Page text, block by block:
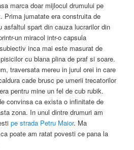
marca doar mijlocul drumului pe
Prima jumatate era construita de
asfaltul spart din cauza lucrarilor din
un miracol intr-o capsula
inca mai este masurat de
cu blana plina de praf si soare.
traversata mereu in jurul orei in care
cade brusc pe umerii trecatorilor
pentru mine un fel de cub rubik.
convinsa ca exista o infinitate de
zona. In unul dintre drumuri am
pe strada Petru Maior. Ma
poate am ratat povesti ce pana la